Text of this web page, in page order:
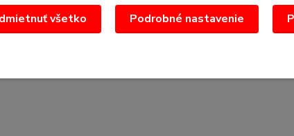
všetko Podrobné nastavenie